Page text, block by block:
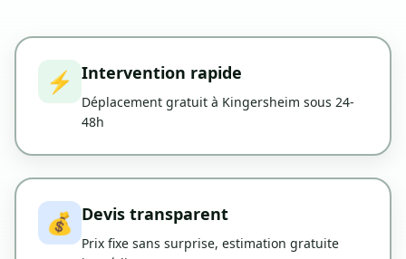
⚡ Intervention rapide
Déplacement gratuit à Kingersheim sous 24-
48h
💰 Devis transparent
Prix fixe sans surprise, estimation gratuite